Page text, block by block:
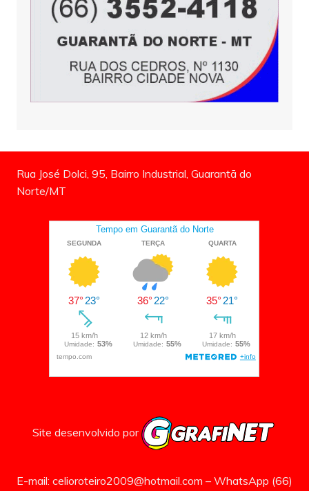
Rua José Dolci, 95, Bairro Industrial, Guarantã do
Norte/MT
Site desenvolvido por
E-mail: celioroteiro2009@hotmail.com – WhatsApp (66)